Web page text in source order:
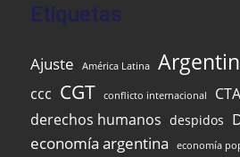
Etiquetas
Ajuste América Latina
ccc CGT conflicto internacional
CTA
derechos humanos despidos
economía argentina
economía